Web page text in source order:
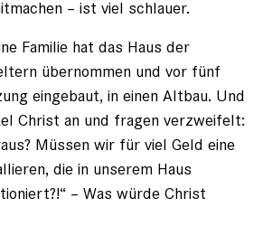
– ist viel schlauer.
Familie hat das Haus der
übernommen und vor fünf
eingebaut, in einen Altbau. Und
Christ an und fragen verzweifelt:
Müssen wir für viel Geld eine
die in unserem Haus
– Was würde Christ